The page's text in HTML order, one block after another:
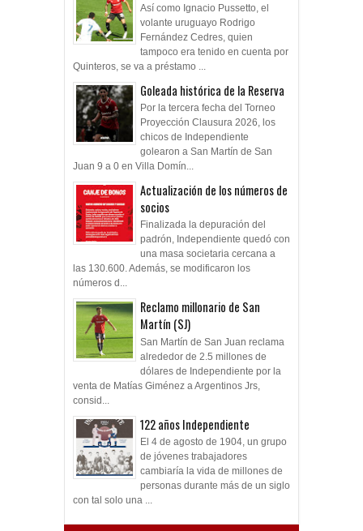
Así como Ignacio Pussetto, el
volante uruguayo Rodrigo
Fernández Cedres, quien
tampoco era tenido en cuenta por
Quinteros, se va a préstamo ...
Goleada histórica de la Reserva
Por la tercera fecha del Torneo
Proyección Clausura 2026, los
chicos de Independiente
golearon a San Martín de San
Juan 9 a 0 en Villa Domín...
Actualización de los números de
socios
Finalizada la depuración del
padrón, Independiente quedó con
una masa societaria cercana a
las 130.600. Además, se modificaron los
números d...
Reclamo millonario de San
Martín (SJ)
San Martín de San Juan reclama
alrededor de 2.5 millones de
dólares de Independiente por la
venta de Matías Giménez a Argentinos Jrs,
consid...
122 años Independiente
El 4 de agosto de 1904, un grupo
de jóvenes trabajadores
cambiaría la vida de millones de
personas durante más de un siglo
con tal solo una ...